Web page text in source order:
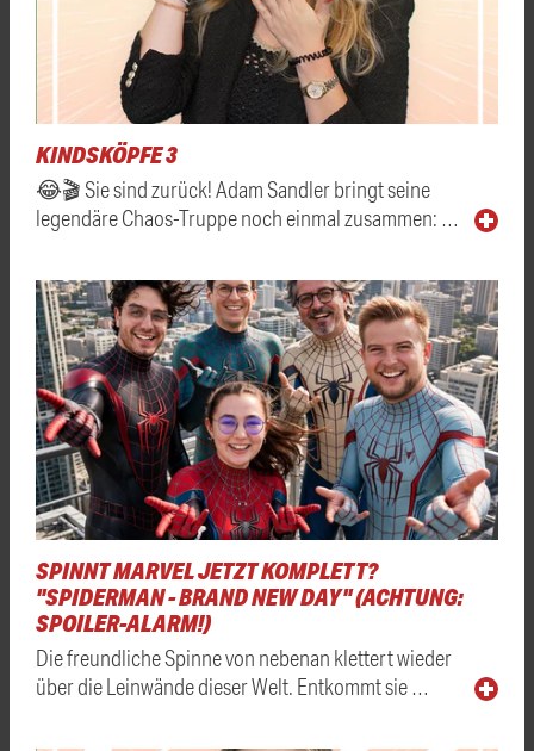
KINDSKÖPFE 3
😂🎬 Sie sind zurück! Adam Sandler bringt seine
legendäre Chaos-Truppe noch einmal zusammen: …
SPINNT MARVEL JETZT KOMPLETT?
"SPIDERMAN - BRAND NEW DAY" (ACHTUNG:
SPOILER-ALARM!)
Die freundliche Spinne von nebenan klettert wieder
über die Leinwände dieser Welt. Entkommt sie …